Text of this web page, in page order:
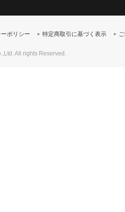
ポリシー 特定商取引に基づく表示
All rights Reserved.